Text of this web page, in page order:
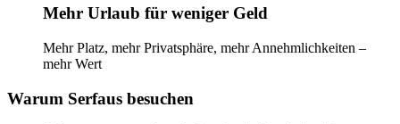
Mehr Urlaub für weniger Geld
Mehr Platz, mehr Privatsphäre, mehr Annehmlichkeiten –
mehr Wert
Warum Serfaus besuchen